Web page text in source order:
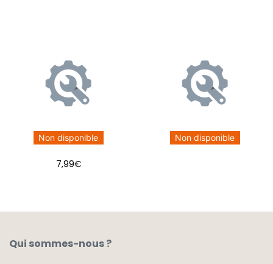
Non disponible
7,99€
Non disponible
Qui sommes-nous ?